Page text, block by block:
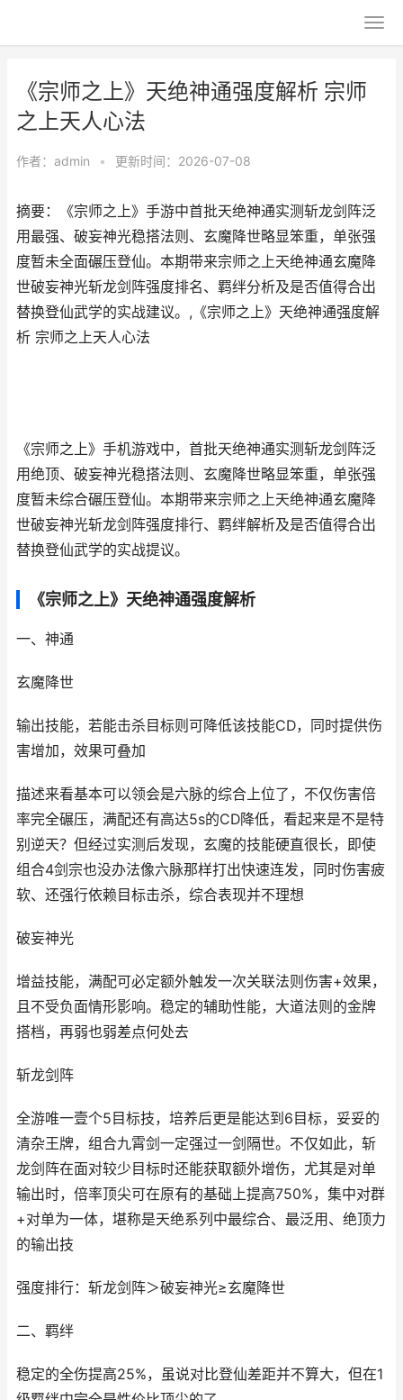
《宗师之上》天绝神通强度解析 宗师
之上天人心法
作者： admin • 更新时间：2026-07-08
摘要：《宗师之上》手游中首批天绝神通实测斩龙剑阵泛
用最强、破妄神光稳搭法则、玄魔降世略显笨重，单张强
度暂未全面碾压登仙。本期带来宗师之上天绝神通玄魔降
世破妄神光斩龙剑阵强度排名、羁绊分析及是否值得合出
替换登仙武学的实战建议。,《宗师之上》天绝神通强度解
析 宗师之上天人心法
《宗师之上》手机游戏中，首批天绝神通实测斩龙剑阵泛
用绝顶、破妄神光稳搭法则、玄魔降世略显笨重，单张强
度暂未综合碾压登仙。本期带来宗师之上天绝神通玄魔降
世破妄神光斩龙剑阵强度排行、羁绊解析及是否值得合出
替换登仙武学的实战提议。
《宗师之上》天绝神通强度解析
一、神通
玄魔降世
输出技能，若能击杀目标则可降低该技能CD，同时提供伤
害增加，效果可叠加
描述来看基本可以领会是六脉的综合上位了，不仅伤害倍
率完全碾压，满配还有高达5s的CD降低，看起来是不是特
别逆天？但经过实测后发现，玄魔的技能硬直很长，即使
组合4剑宗也没办法像六脉那样打出快速连发，同时伤害疲
软、还强行依赖目标击杀，综合表现并不理想
破妄神光
增益技能，满配可必定额外触发一次关联法则伤害+效果，
且不受负面情形影响。稳定的辅助性能，大道法则的金牌
搭档，再弱也弱差点何处去
斩龙剑阵
全游唯一壹个5目标技，培养后更是能达到6目标，妥妥的
清杂王牌，组合九霄剑一定强过一剑隔世。不仅如此，斩
龙剑阵在面对较少目标时还能获取额外增伤，尤其是对单
输出时，倍率顶尖可在原有的基础上提高750%，集中对群
+对单为一体，堪称是天绝系列中最综合、最泛用、绝顶力
的输出技
强度排行：斩龙剑阵＞破妄神光≥玄魔降世
二、羁绊
稳定的全伤提高25%，虽说对比登仙差距并不算大，但在1